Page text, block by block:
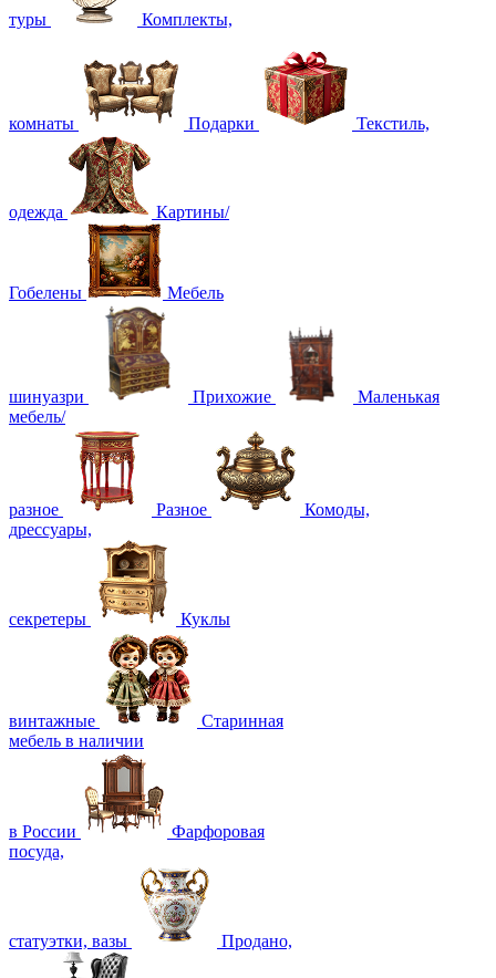
туры Комплекты,
комнаты Подарки Текстиль,
одежда Картины/
Гобелены Мебель
шинуазри Прихожие
Маленькая
мебель/
разное Разное
Комоды,
дрессуары,
секретеры Куклы
винтажные
Старинная
мебель в наличии
в России
Фарфоровая
посуда,
статуэтки, вазы Продано,